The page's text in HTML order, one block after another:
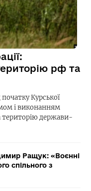
рф та
Курської
і виконанням
територію держави-
Ращук: «Воєнні
спільного з